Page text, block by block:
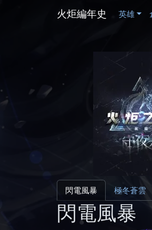
火炬編年史 英雄
閃電風暴 極冬蒼雲
閃電風暴